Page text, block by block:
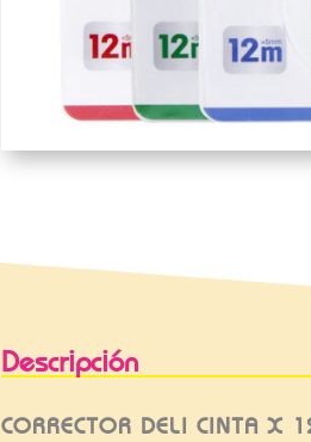
Descripción
CORRECTOR DELI CINTA X